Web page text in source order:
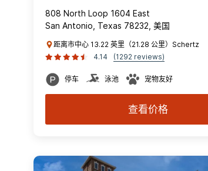
808 North Loop 1604 East
San Antonio, Texas 78232, 美国
距离市中心 13.22 英里（21.28 公里）Schertz
4.14
(1292 reviews)
停车 泳池 宠物友好
查看价格